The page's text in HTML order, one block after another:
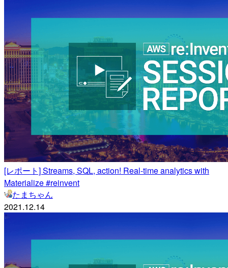
[レポート] Streams, SQL, action! Real-time analytics with
Materialize #reinvent
たまちゃん
2021.12.14